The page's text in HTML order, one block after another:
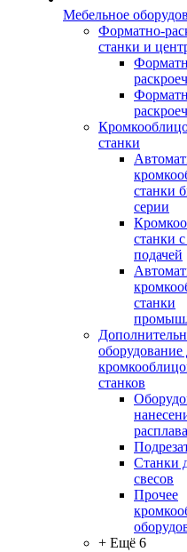
Мебельное
Форматно-
станки и
станки
станки
серии
станки
подачей
станки
оборудование
станков
расплава
Станки
свесов
Прочее
+ Ещё 6